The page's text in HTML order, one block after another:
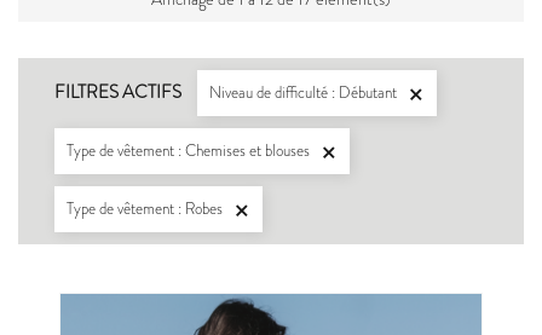
FILTRES ACTIFS Niveau de difficulté : Débutant 
Type de vêtement : Chemises et blouses 
Type de vêtement : Robes 